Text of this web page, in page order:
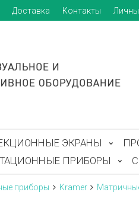
Доставка Контакты
ЭКРАНЫ
ПРИБОРЫ
приборы Kramer